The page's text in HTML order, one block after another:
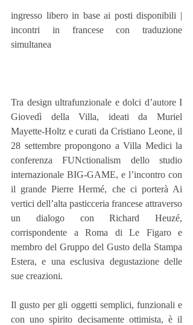
ingresso libero in base ai posti disponibili |
incontri in francese con traduzione
simultanea
Tra design ultrafunzionale e dolci d’autore I
Giovedì della Villa, ideati da Muriel
Mayette-Holtz e curati da Cristiano Leone, il
28 settembre propongono a Villa Medici la
conferenza FUNctionalism dello studio
internazionale BIG-GAME, e l’incontro con
il grande Pierre Hermé, che ci porterà Ai
vertici dell’alta pasticceria francese attraverso
un dialogo con Richard Heuzé,
corrispondente a Roma di Le Figaro e
membro del Gruppo del Gusto della Stampa
Estera, e una esclusiva degustazione delle
sue creazioni.
Il gusto per gli oggetti semplici, funzionali e
con uno spirito decisamente ottimista, è il